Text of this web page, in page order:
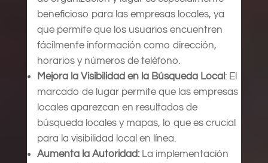
beneficioso para las empresas locales, ya
que permite que los usuarios encuentren
fácilmente información como dirección,
horarios y números de teléfono.
Mejora la Visibilidad en la Búsqueda Local : El
marcado de lugar permite que las empresas
locales aparezcan en resultados de
búsqueda locales y mapas, lo que es crucial
para la visibilidad local en línea.
Aumenta la Autoridad:La implementación